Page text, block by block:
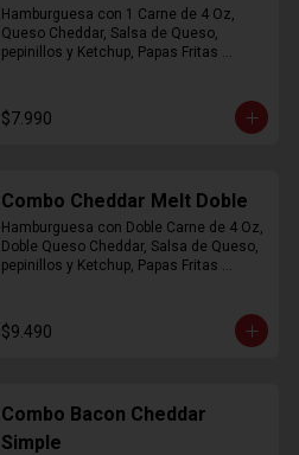
Hamburguesa con 1 Carne de 4 Oz,
Queso Cheddar, Salsa de Queso,
pepinillos y Ketchup, Papas Fritas
$7.990
Combo Cheddar Melt Doble
Hamburguesa con Doble Carne de 4 Oz,
Doble Queso Cheddar, Salsa de Queso,
pepinillos y Ketchup, Papas Fritas
$9.490
Combo Bacon Cheddar
Simple